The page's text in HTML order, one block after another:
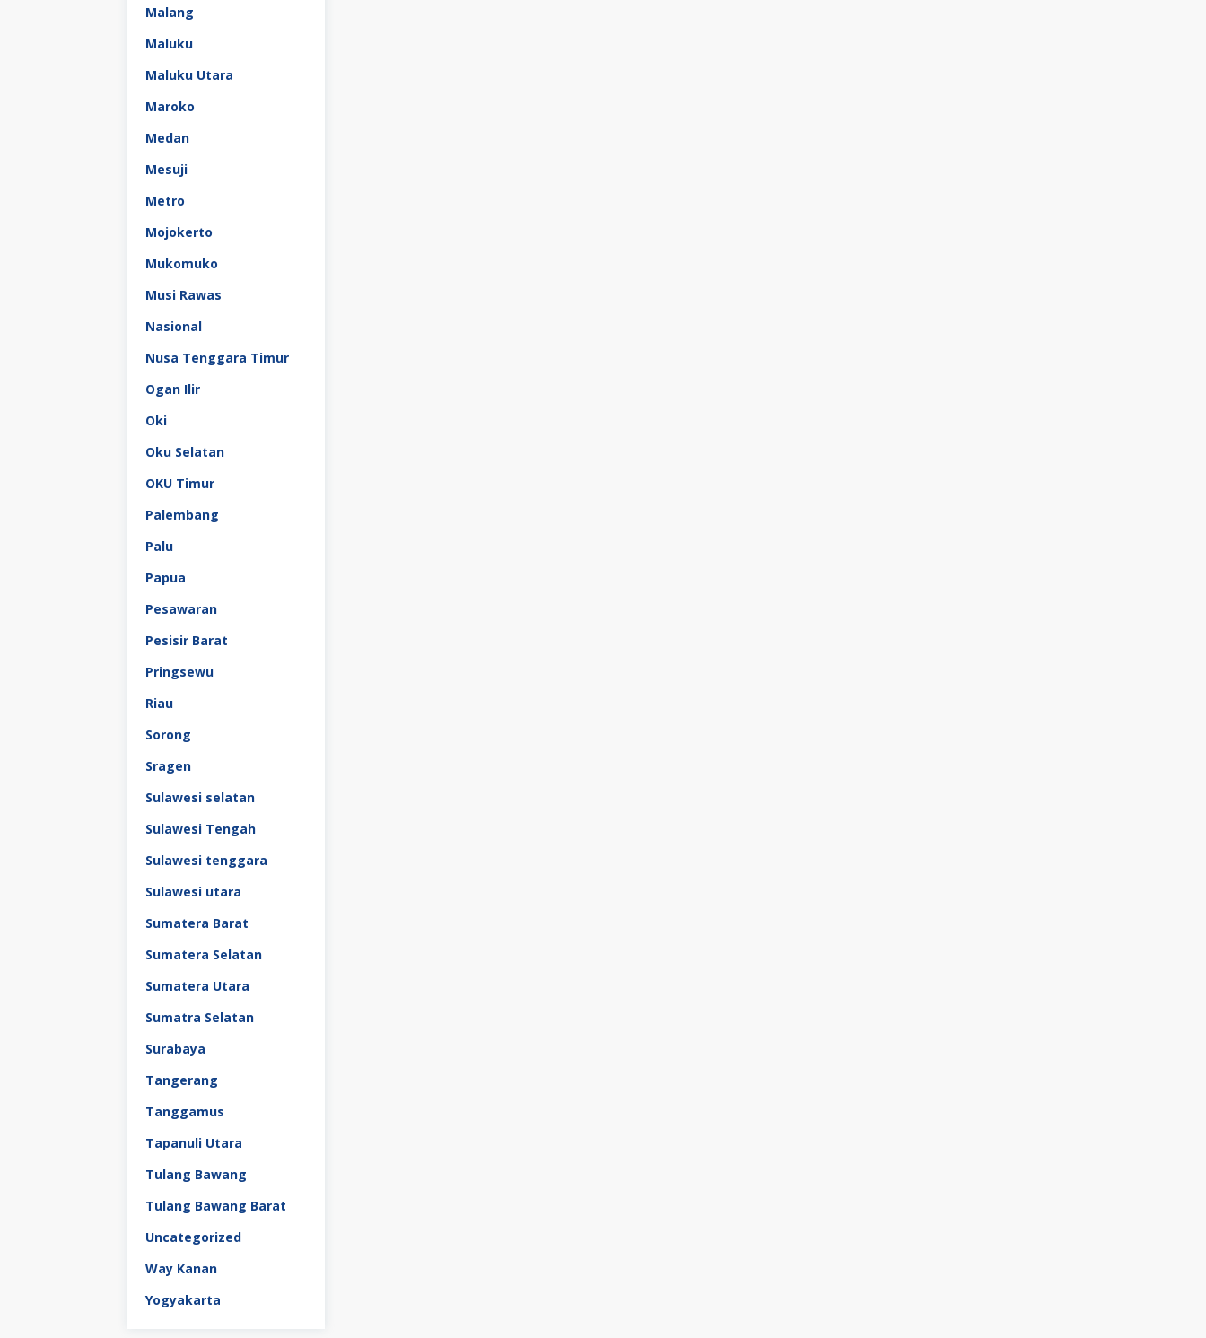
Malang
Maluku
Maluku Utara
Maroko
Medan
Mesuji
Metro
Mojokerto
Mukomuko
Musi Rawas
Nasional
Nusa Tenggara Timur
Ogan Ilir
Oki
Oku Selatan
OKU Timur
Palembang
Palu
Papua
Pesawaran
Pesisir Barat
Pringsewu
Riau
Sorong
Sragen
Sulawesi selatan
Sulawesi Tengah
Sulawesi tenggara
Sulawesi utara
Sumatera Barat
Sumatera Selatan
Sumatera Utara
Sumatra Selatan
Surabaya
Tangerang
Tanggamus
Tapanuli Utara
Tulang Bawang
Tulang Bawang Barat
Uncategorized
Way Kanan
Yogyakarta